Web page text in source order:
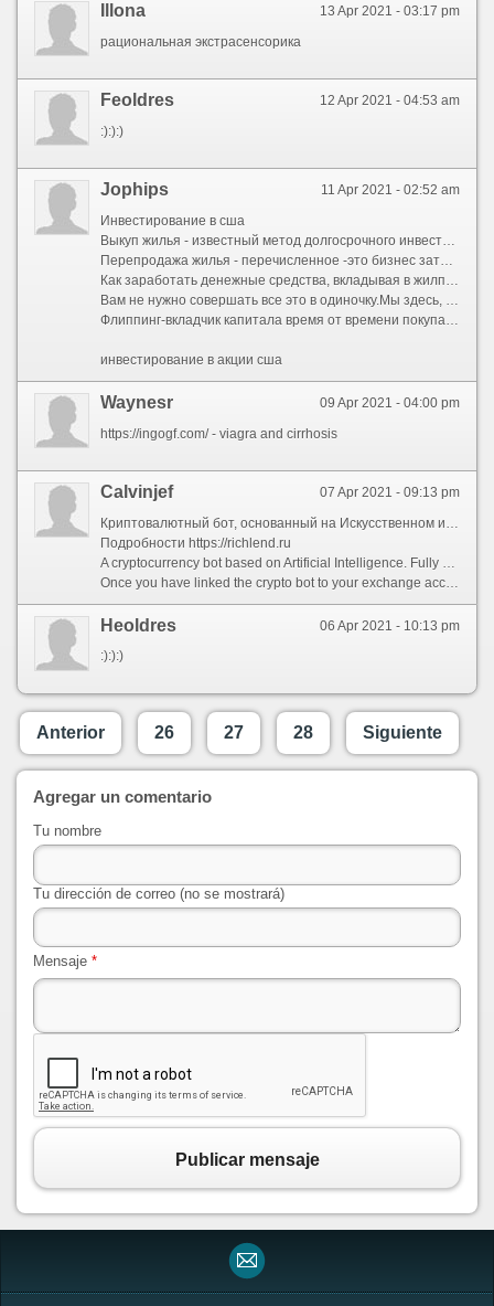
13 Apr 2021 - 03:17 pm
Illona
рациональная экстрасенсорика
12 Apr 2021 - 04:53 am
Feoldres
:):):)
11 Apr 2021 - 02:52 am
Jophips
Инвестирование в сша
Выкуп жилья - известный метод долгосрочного инвестирования, так же - если вы абсолютно всё оформите удачно - тогда вы сумеете успешно заработать реальные средства!
Перепродажа жилья - перечисленное -это бизнес затем чтобы получить успеха необходимы: смекалка, знания и составление плана .
Как заработать денежные средства, вкладывая в жилплощадь?
Вам не нужно совершать все это в одиночку.Мы здесь, для того чтобы оказать содействие.
Флиппинг-вкладчик капитала время от времени покупает дома, а потом реализовывает их с намерением извлечения выгоды. С тем чтобы жилплощадь числилось активом, его надлежит приобретать с намерением быстро перепродать. Промежуток времени между приобретением и перепродажей зачастую образует от пары месяцев и до одного года.
инвестирование в акции сша
09 Apr 2021 - 04:00 pm
Waynesr
https://ingogf.com/ - viagra and cirrhosis
07 Apr 2021 - 09:13 pm
Calvinjef
Подробности https://richlend.ru
A cryptocurrency bot based on Artificial Intelligence. Fully automated system of capital multiplication in the cryptocurrency market with a profit of up to 25% per month. You may not have any experience in this field at all!
Once you have linked the crypto bot to your exchange account, you just watch the buy/sell trading signals arrive! Your participation is not required! For more information, see the link: https://richlend.ru
06 Apr 2021 - 10:13 pm
Heoldres
:):):)
Anterior 26 27 28 Siguiente
Agregar un comentario
Tu nombre
Tu dirección de correo (no se mostrará)
Mensaje *
Publicar mensaje